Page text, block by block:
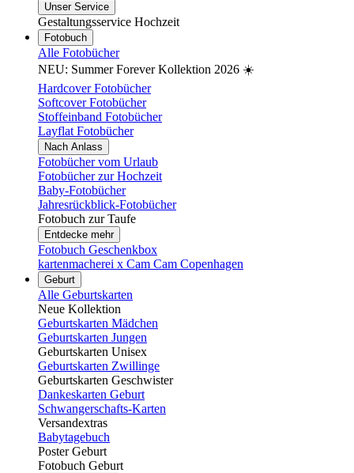
Unser Service
Gestaltungsservice Hochzeit
Fotobuch
Alle Fotobücher
NEU: Summer Forever Kollektion 2026 ☀️
Hardcover Fotobücher
Softcover Fotobücher
Stoffeinband Fotobücher
Layflat Fotobücher
Nach Anlass
Fotobücher vom Urlaub
Fotobücher zur Hochzeit
Baby-Fotobücher
Jahresrückblick-Fotobücher
Fotobuch zur Taufe
Entdecke mehr
Fotobuch Geschenkbox
kartenmacherei x Cam Cam Copenhagen
Geburt
Alle Geburtskarten
Neue Kollektion
Geburtskarten Mädchen
Geburtskarten Jungen
Geburtskarten Unisex
Geburtskarten Zwillinge
Geburtskarten Geschwister
Dankeskarten Geburt
Schwangerschafts-Karten
Versandextras
Babytagebuch
Poster Geburt
Fotobuch Geburt